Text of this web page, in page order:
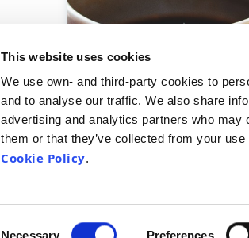
This website uses cookies
We use own- and third-party cookies to
and to analyse our traffic. We also share
advertising and analytics partners who may
them or that they’ve collected from your
Cookie Policy.
Necessary Preferences